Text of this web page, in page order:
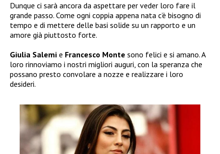
Dunque ci sarà ancora da aspettare per veder loro fare il
grande passo. Come ogni coppia appena nata c’è bisogno di
tempo e di mettere delle basi solide su un rapporto e un
amore già piuttosto forte.
Giulia Salemi e Francesco Monte sono felici e si amano. A
loro rinnoviamo i nostri migliori auguri, con la speranza che
possano presto convolare a nozze e realizzare i loro
desideri.